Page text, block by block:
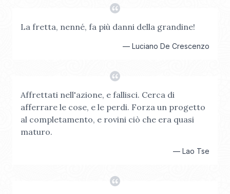
La fretta, nenné, fa più danni della grandine!
— Luciano De Crescenzo
Affrettati nell'azione, e fallisci. Cerca di
afferrare le cose, e le perdi. Forza un progetto
al completamento, e rovini ciò che era quasi
maturo.
— Lao Tse